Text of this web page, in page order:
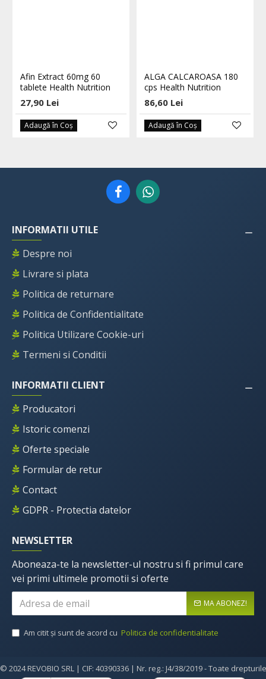
Afin Extract 60mg 60
tablete Health Nutrition
27,90 Lei
Adaugă în Coş
ALGA CALCAROASA 180
cps Health Nutrition
86,60 Lei
Adaugă în Coş
INFORMATII UTILE
Despre noi
Livrare si plata
Politica de returnare
Politica de Confidentialitate
Politica Utilizare Cookie-uri
Termeni si Conditii
INFORMATII CLIENT
Producatori
Istoric comenzi
Oferte speciale
Formular de retur
Contact
GDPR - Protectia datelor
NEWSLETTER
Aboneaza-te la newsletter-ul nostru si fi primul care
vei primi ultimele promotii si oferte
MA ABONEZ!
Am citit şi sunt de acord cu Politica de confidentialitate
© 2024 REVOBIO SRL | CIF: 40390336 | Nr. reg.: J4/38/2019 - Toate